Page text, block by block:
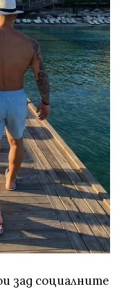
зад социалните